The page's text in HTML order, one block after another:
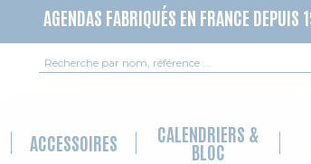
AGENDAS FABRIQUÉS EN FRANCE DEPUIS
Recherche
ACCESSOIRES CALENDRIERS &
BLOC